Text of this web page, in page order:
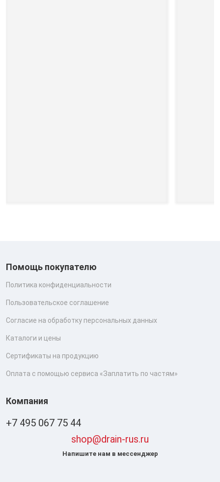
Помощь покупателю
Политика конфиденциальности
Пользовательское соглашение
Согласие на обработку персональных данных
Каталоги и цены
Сертификаты на продукцию
Оплата с помощью сервиса «Заплатить по частям»
Компания
+7 495 067 75 44
shop@drain-rus.ru
Напишите нам в мессенджер